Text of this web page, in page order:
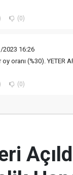
(0)
2023 16:26
oranı (%30). YETER
(0)